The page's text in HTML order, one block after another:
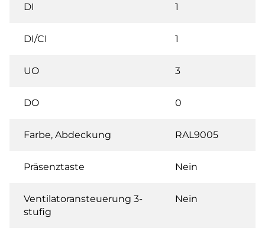
DI 1
DI/CI 1
UO 3
DO 0
Farbe, Abdeckung RAL9005
Präsenztaste Nein
Ventilatoransteuerung 3-
stufig
Nein